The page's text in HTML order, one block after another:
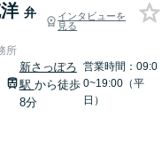
弁
インタビューを
見る
所
新さっぽろ
駅 から徒歩
8分
営業時間：09:0
0~19:00（平
日）